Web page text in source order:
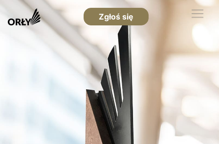
Zgłoś się